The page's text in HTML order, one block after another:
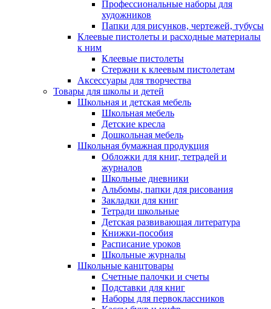
Профессиональные наборы для
художников
Папки для рисунков, чертежей, тубусы
Клеевые пистолеты и расходные материалы
к ним
Клеевые пистолеты
Стержни к клеевым пистолетам
Аксессуары для творчества
Товары для школы и детей
Школьная и детская мебель
Школьная мебель
Детские кресла
Дошкольная мебель
Школьная бумажная продукция
Обложки для книг, тетрадей и
журналов
Школьные дневники
Альбомы, папки для рисования
Закладки для книг
Тетради школьные
Детская развивающая литература
Книжки-пособия
Расписание уроков
Школьные журналы
Школьные канцтовары
Счетные палочки и счеты
Подставки для книг
Наборы для первоклассников